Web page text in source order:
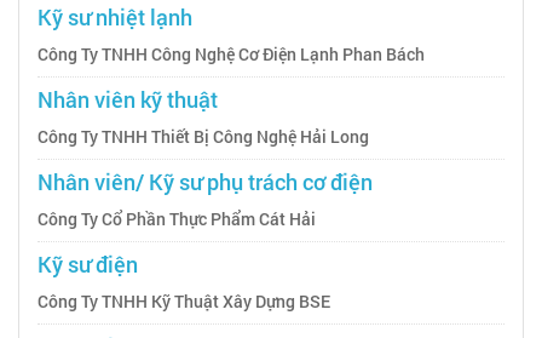
Kỹ sư nhiệt lạnh
Công Ty TNHH Công Nghệ Cơ Điện Lạnh Phan Bách
Nhân viên kỹ thuật
Công Ty TNHH Thiết Bị Công Nghệ Hải Long
Nhân viên/ Kỹ sư phụ trách cơ điện
Công Ty Cổ Phần Thực Phẩm Cát Hải
Kỹ sư điện
Công Ty TNHH Kỹ Thuật Xây Dựng BSE